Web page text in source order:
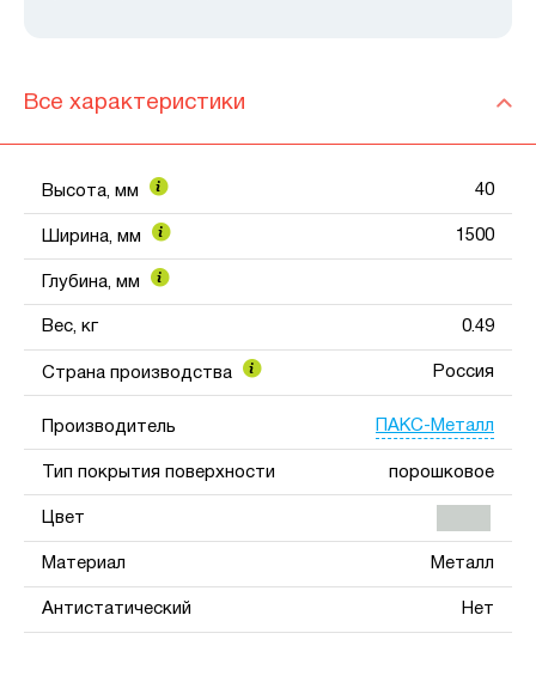
Все характеристики
Высота, мм 40
Ширина, мм 1500
Глубина, мм
Вес, кг 0.49
Страна производства Россия
Производитель ПАКС-Металл
Тип покрытия поверхности порошковое
Цвет
Материал Металл
Антистатический Нет